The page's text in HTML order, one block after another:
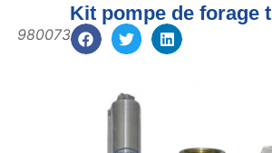
Kit pompe de forage
980073